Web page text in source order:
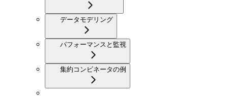
データモデリング
パフォーマンスと監視
集約コンビネータの例